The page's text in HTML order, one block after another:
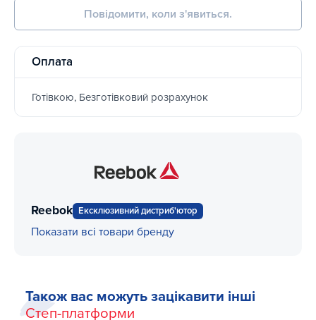
Повідомити, коли з'явиться.
Оплата
Готівкою, Безготівковий розрахунок
Reebok Ексклюзивний дистриб'ютор
Показати всі товари бренду
Також вас можуть зацікавити інші
Степ-платформи